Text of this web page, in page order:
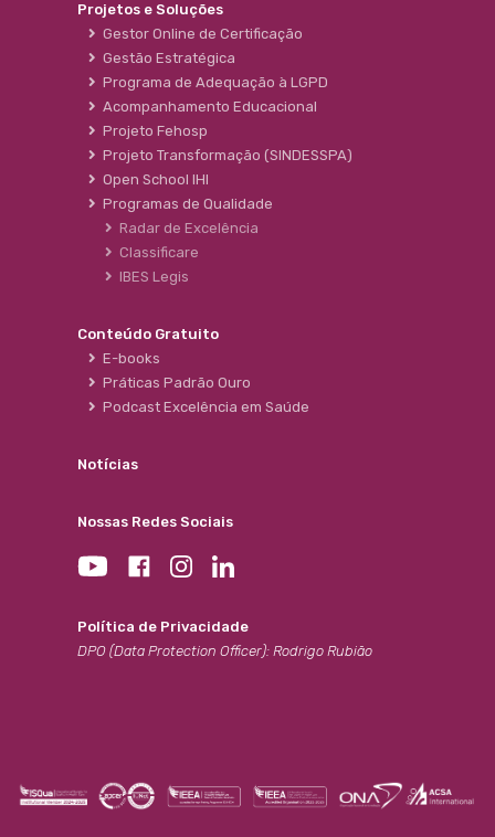
Projetos e Soluções
Gestor Online de Certificação
Gestão Estratégica
Programa de Adequação à LGPD
Acompanhamento Educacional
Projeto Fehosp
Projeto Transformação (SINDESSPA)
Open School IHI
Programas de Qualidade
Radar de Excelência
Classificare
IBES Legis
Conteúdo Gratuito
E-books
Práticas Padrão Ouro
Podcast Excelência em Saúde
Notícias
Nossas Redes Sociais
Política de Privacidade
DPO (Data Protection Officer): Rodrigo Rubião